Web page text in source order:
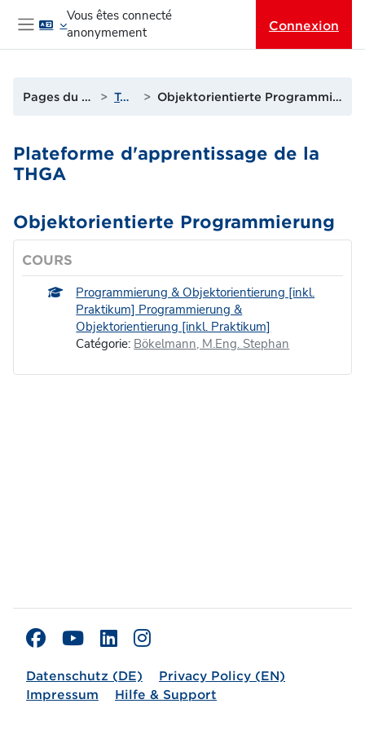
Passer au contenu principal
Panneau latéral
Vous êtes connecté
anonymement
Connexion
Pages du site Tags Objektorientierte Programmierung
Plateforme d'apprentissage de la
THGA
Objektorientierte Programmierung
COURS
Programmierung & Objektorientierung [inkl.
Praktikum] Programmierung &
Objektorientierung [inkl. Praktikum]
Catégorie: Bökelmann, M.Eng. Stephan
Datenschutz (DE)
Privacy Policy (EN)
Impressum
Hilfe & Support